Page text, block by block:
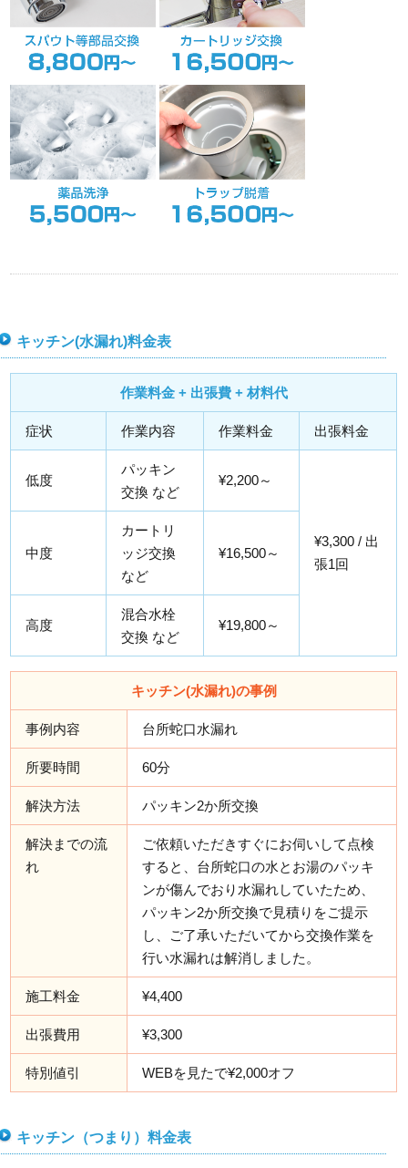
キッチン(水漏れ)料金表
作業料金 + 出張費 + 材料代
症状 作業内容 作業料金 出張料金
低度
パッキン
交換 など
¥2,200～
¥3,300 / 出
張1回
中度
カートリ
ッジ交換
など
¥16,500～
高度
混合水栓
交換 など
¥19,800～
キッチン(水漏れ)の事例
事例内容 台所蛇口水漏れ
所要時間 60分
解決方法 パッキン2か所交換
解決までの流
れ
ご依頼いただきすぐにお伺いして点検
すると、台所蛇口の水とお湯のパッキ
ンが傷んでおり水漏れしていたため、
パッキン2か所交換で見積りをご提示
し、ご了承いただいてから交換作業を
行い水漏れは解消しました。
施工料金 ¥4,400
出張費用 ¥3,300
特別値引 WEBを見たで¥2,000オフ
キッチン（つまり）料金表